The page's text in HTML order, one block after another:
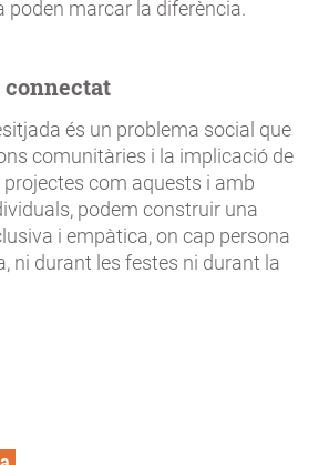
poden marcar la diferència.
és un problema social que
comunitàries i la implicació de
com aquests i amb
podem construir una
i empàtica, on cap persona
ni durant les festes ni durant la